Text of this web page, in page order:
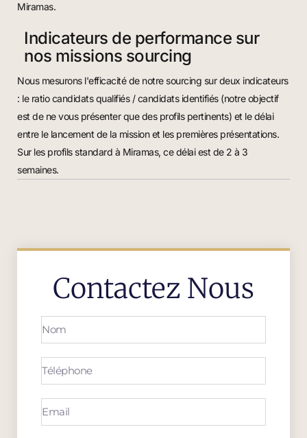
Miramas.
Indicateurs de performance sur
nos missions sourcing
Nous mesurons l'efficacité de notre sourcing sur deux indicateurs
: le ratio candidats qualifiés / candidats identifiés (notre objectif
est de ne vous présenter que des profils pertinents) et le délai
entre le lancement de la mission et les premières présentations.
Sur les profils standard à Miramas, ce délai est de 2 à 3
semaines.
Contactez Nous